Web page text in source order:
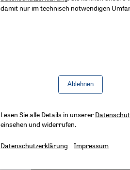
damit nur im technisch notwendigen
Ablehnen
Lesen Sie alle Details in unserer
einsehen und widerrufen.
Datenschutzerklärung Impressum